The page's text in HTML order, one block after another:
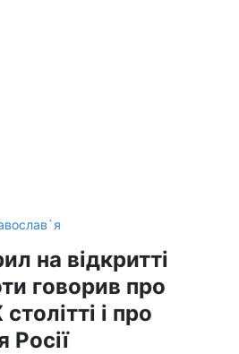
на відкритті
говорив про
і про
Росії